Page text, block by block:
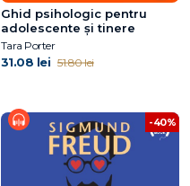
Ghid psihologic pentru
adolescente și tinere
Tara Porter
31.08 lei 51.80 lei
-40%